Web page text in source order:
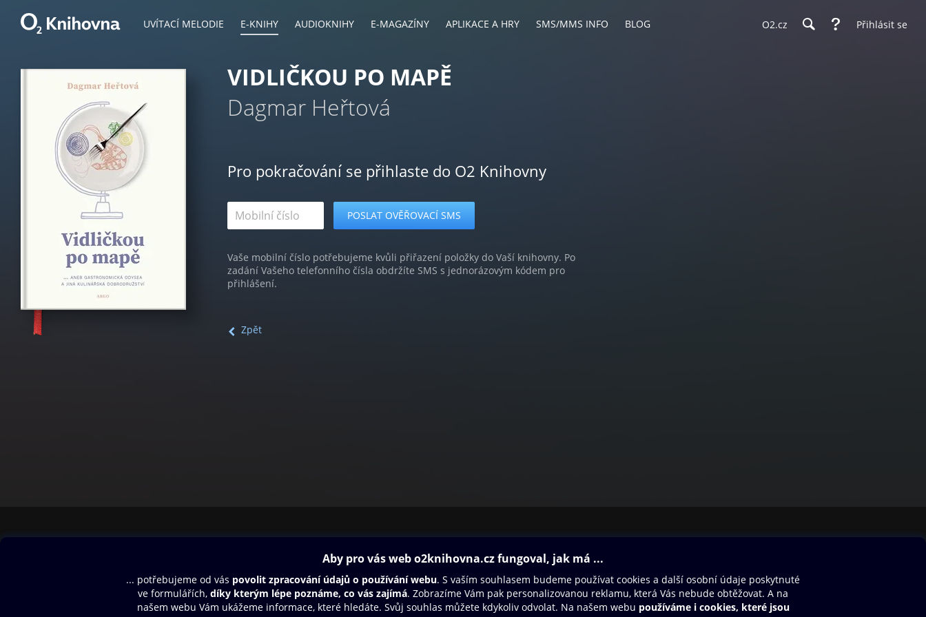
UVÍTACÍ MELODIE E-KNIHY AUDIOKNIHY E-MAGAZÍNY APLIKACE A HRY SMS/MMS INFO BLOG O2.cz Přihlásit se
VIDLIČKOU PO MAPĚ
Dagmar Heřtová
Pro pokračování se přihlaste do O2 Knihovny
Vaše mobilní číslo potřebujeme kvůli přiřazení položky do Vaší knihovny. Po
zadání Vašeho telefonního čísla obdržíte SMS s jednorázovým kódem pro
přihlášení.
Zpět
Aplikace a hry
SMS/MMS Info
Blog
Dárkový poukaz
Nápověda
Oneplay Originály
Sport